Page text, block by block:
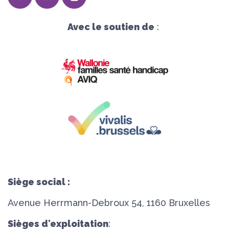
Avec le soutien de :
Siège social :
Avenue Herrmann-Debroux 54, 1160 Bruxelles
Sièges d'exploitation: